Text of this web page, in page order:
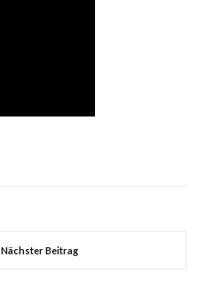
Nächster Beitrag